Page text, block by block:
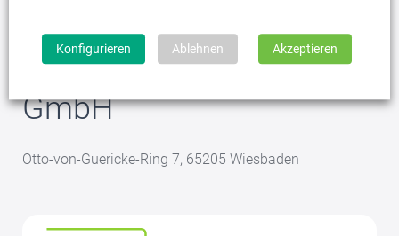
CDS - Peter Griese
GmbH
Otto-von-Guericke-Ring 7, 65205 Wiesbaden
Konfigurieren Ablehnen Akzeptieren